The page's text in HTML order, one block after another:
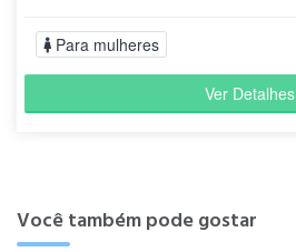
Para mulheres
Ver Detalhes
Você também pode gostar